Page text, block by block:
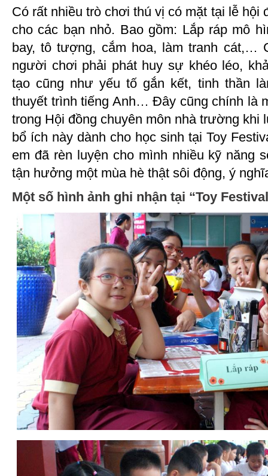
Có rất nhiều trò chơi thú vị có mặt tại lễ hội
cho các bạn nhỏ. Bao gồm: Lắp ráp mô
bay, tô tượng, cắm hoa, làm tranh cát,…
người chơi phải phát huy sự khéo léo,
tạo cũng như yếu tố gắn kết, tinh thần
thuyết trình tiếng Anh… Đây cũng chính là
trong Hội đồng chuyên môn nhà trường khi
bổ ích này dành cho học sinh tại Toy
em đã rèn luyện cho mình nhiều kỹ năng
tận hưởng một mùa hè thật sôi động, ý
Một số hình ảnh ghi nhận tại “Toy